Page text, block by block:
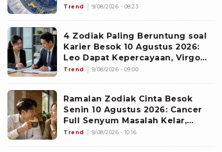
Proyek Emas
Trend 9/08/2026 - 08:23
4 Zodiak Paling Beruntung soal
Karier Besok 10 Agustus 2026:
Leo Dapat Kepercayaan, Virgo
Makin Diperhitungkan
Trend 9/08/2026 - 09:00
Ramalan Zodiak Cinta Besok
Senin 10 Agustus 2026: Cancer
Full Senyum Masalah Kelar,
Scorpio Awas Terprovokasi
Trend 9/08/2026 - 10:16